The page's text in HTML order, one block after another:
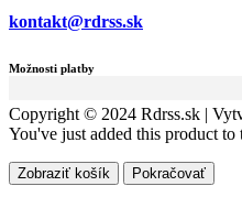
kontakt@rdrss.sk
Možnosti platby
Copyright © 2024 Rdrss.sk |
You've just added this product to
Zobraziť košík Pokračovať